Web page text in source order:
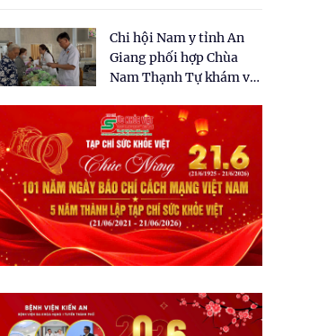
dân tại xã Tân Tập
Chi hội Nam y tỉnh An
Giang phối hợp Chùa
Nam Thạnh Tự khám và
nhân dân